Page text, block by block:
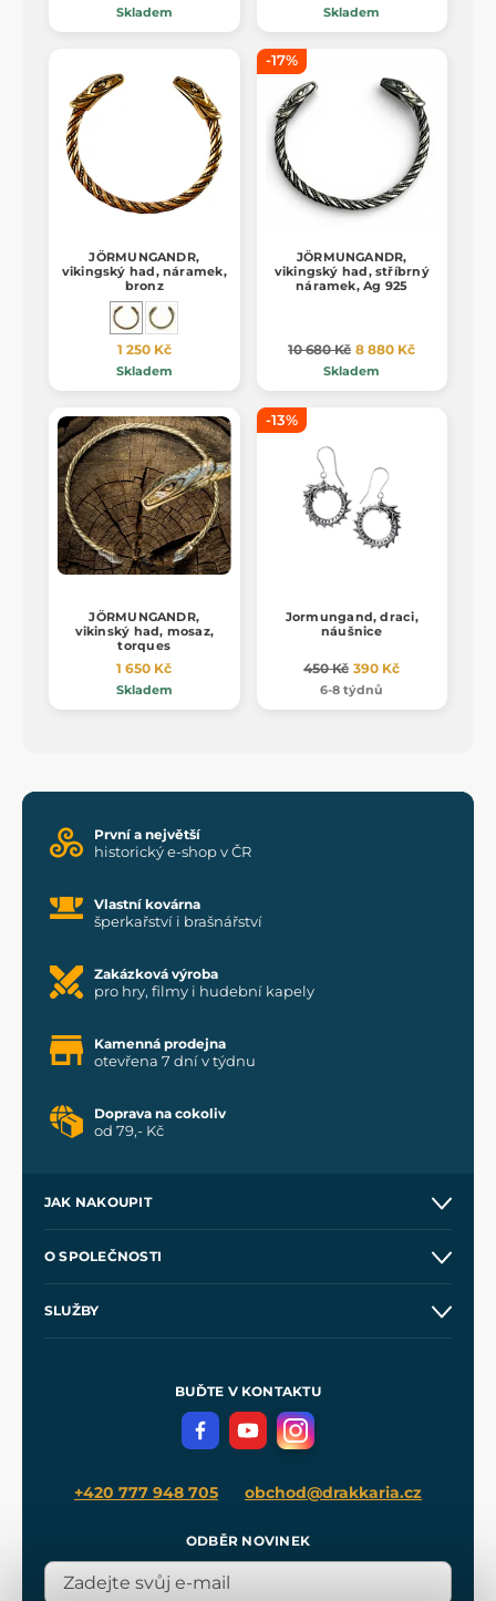
Skladem Skladem
JÖRMUNGANDR,
vikingský had, náramek,
bronz
1 250 Kč
Skladem
-17%
JÖRMUNGANDR,
vikingský had, stříbrný
náramek, Ag 925
10 680 Kč 8 880 Kč
Skladem
JÖRMUNGANDR,
vikinský had, mosaz,
torques
1 650 Kč
Skladem
-13%
Jormungand, draci,
náušnice
450 Kč 390 Kč
6-8 týdnů
První a největší
historický e-shop v ČR
Vlastní kovárna
šperkařství i brašnářství
Zakázková výroba
pro hry, filmy i hudební kapely
Kamenná prodejna
otevřena 7 dní v týdnu
Doprava na cokoliv
od 79,- Kč
JAK NAKOUPIT
Velkoobchod
O SPOLEČNOSTI
SLUŽBY
Meče pro Kingdom Come
BUĎTE V KONTAKTU
+420 777 948 705 obchod@drakkaria.cz
ODBĚR NOVINEK